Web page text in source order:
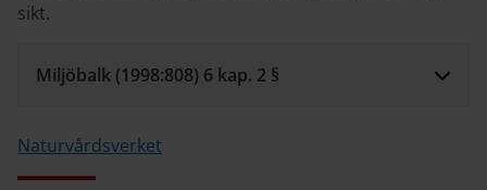
sikt.
Miljöbalk (1998:808) 6 kap. 2 §
Naturvårdsverket